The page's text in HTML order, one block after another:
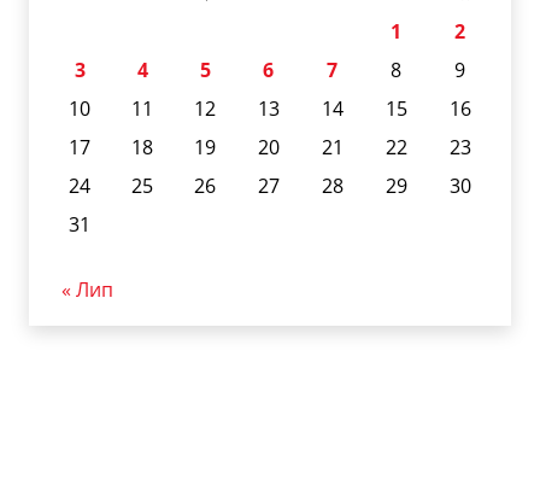
1
2
3
4 5 6 7 8
9
10
11 12 13 14 15
16
17
18 19 20 21 22
23
24
25 26 27 28 29
30
31
« Лип